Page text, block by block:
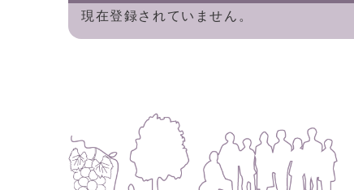
現在登録されていません。